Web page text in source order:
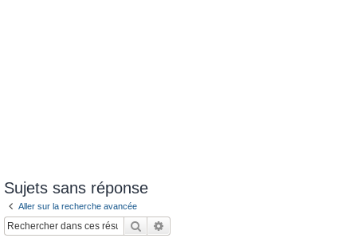
Sujets sans réponse
Aller sur la recherche avancée
Rechercher